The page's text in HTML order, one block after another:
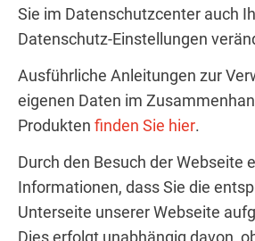
Sie im Datenschutzcenter auch
Datenschutz-Einstellungen
Ausführliche Anleitungen zur
eigenen Daten im
Produkten finden Sie hier.
Durch den Besuch der Webseite
Informationen, dass Sie die
Unterseite unserer Webseite